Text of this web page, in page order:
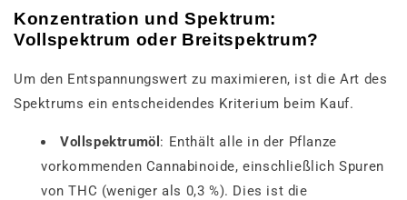
Konzentration und Spektrum:
Vollspektrum oder Breitspektrum?
Um den Entspannungswert zu maximieren, ist die Art des
Spektrums ein entscheidendes Kriterium beim Kauf.
Vollspektrumöl : Enthält alle in der Pflanze
vorkommenden Cannabinoide, einschließlich Spuren
von THC (weniger als 0,3 %). Dies ist die